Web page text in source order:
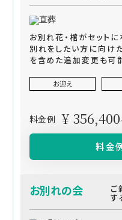
お別れ花・棺がセット
別れをしたい方に向け
を含めた追加変更も可
お迎え
料金例 ¥ 356,400
料金
お別れの会 ご
す